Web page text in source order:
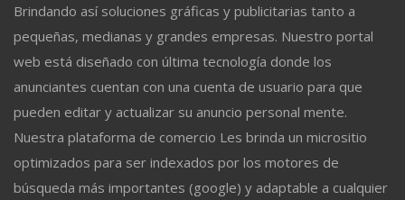
Brindando así soluciones gráficas y publicitarias tanto a
pequeñas, medianas y grandes empresas. Nuestro portal
web está diseñado con última tecnología donde los
anunciantes cuentan con una cuenta de usuario para que
pueden editar y actualizar su anuncio personal mente.
Nuestra plataforma de comercio Les brinda un micrositio
optimizados para ser indexados por los motores de
búsqueda más importantes (google) y adaptable a cualquier